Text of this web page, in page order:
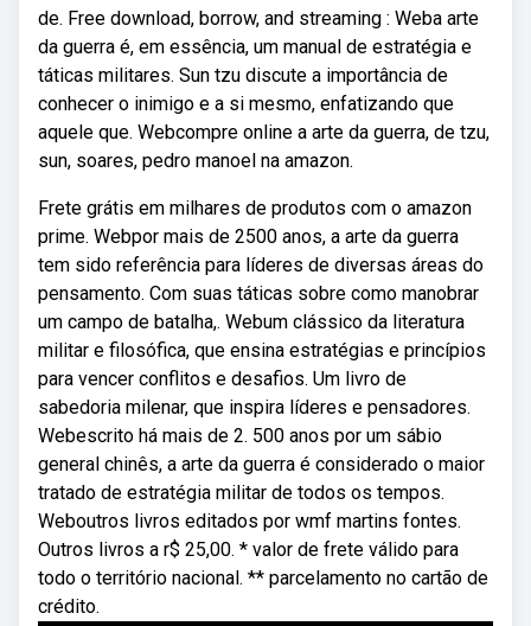
de. Free download, borrow, and streaming : Weba arte
da guerra é, em essência, um manual de estratégia e
táticas militares. Sun tzu discute a importância de
conhecer o inimigo e a si mesmo, enfatizando que
aquele que. Webcompre online a arte da guerra, de tzu,
sun, soares, pedro manoel na amazon.
Frete grátis em milhares de produtos com o amazon
prime. Webpor mais de 2500 anos, a arte da guerra
tem sido referência para líderes de diversas áreas do
pensamento. Com suas táticas sobre como manobrar
um campo de batalha,. Webum clássico da literatura
militar e filosófica, que ensina estratégias e princípios
para vencer conflitos e desafios. Um livro de
sabedoria milenar, que inspira líderes e pensadores.
Webescrito há mais de 2. 500 anos por um sábio
general chinês, a arte da guerra é considerado o maior
tratado de estratégia militar de todos os tempos.
Weboutros livros editados por wmf martins fontes.
Outros livros a r$ 25,00. * valor de frete válido para
todo o território nacional. ** parcelamento no cartão de
crédito.